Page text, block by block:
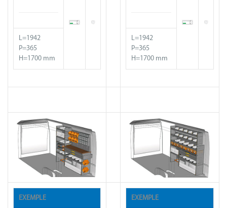
L=1942
P=365
H=1700 mm
L=1942
P=365
H=1700 mm
EXEMPLE EXEMPLE